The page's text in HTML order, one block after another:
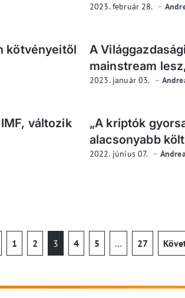
2023. február 28.
kötvényeitől
A
mainstream
2023. január 03.
változik
„A kriptók
alacsonyabb
2022. június 07.
1 2 3 4 5 … 27